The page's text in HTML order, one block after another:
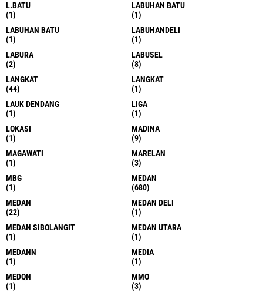
L.BATU
(1)
LABUHAN BATU
(1)
LABUHAN BATU
(1)
LABUHANDELI
(1)
LABURA
(2)
LABUSEL
(8)
LANGKAT
(44)
LANGKAT
(1)
LAUK DENDANG
(1)
LIGA
(1)
LOKASI
(1)
MADINA
(9)
MAGAWATI
(1)
MARELAN
(3)
MBG
(1)
MEDAN
(680)
MEDAN
(22)
MEDAN DELI
(1)
MEDAN SIBOLANGIT
(1)
MEDAN UTARA
(1)
MEDANN
(1)
MEDIA
(1)
MEDQN
(1)
MMO
(3)